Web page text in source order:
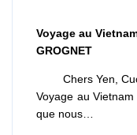
Voyage au
GROGNET
Chers Yen,
Voyage au
que nous…